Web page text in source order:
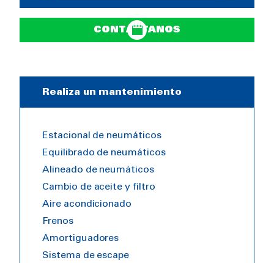
CONTÁCTANOS
Realiza un mantenimiento
Estacional de neumáticos
Equilibrado de neumáticos
Alineado de neumáticos
Cambio de aceite y filtro
Aire acondicionado
Frenos
Amortiguadores
Sistema de escape